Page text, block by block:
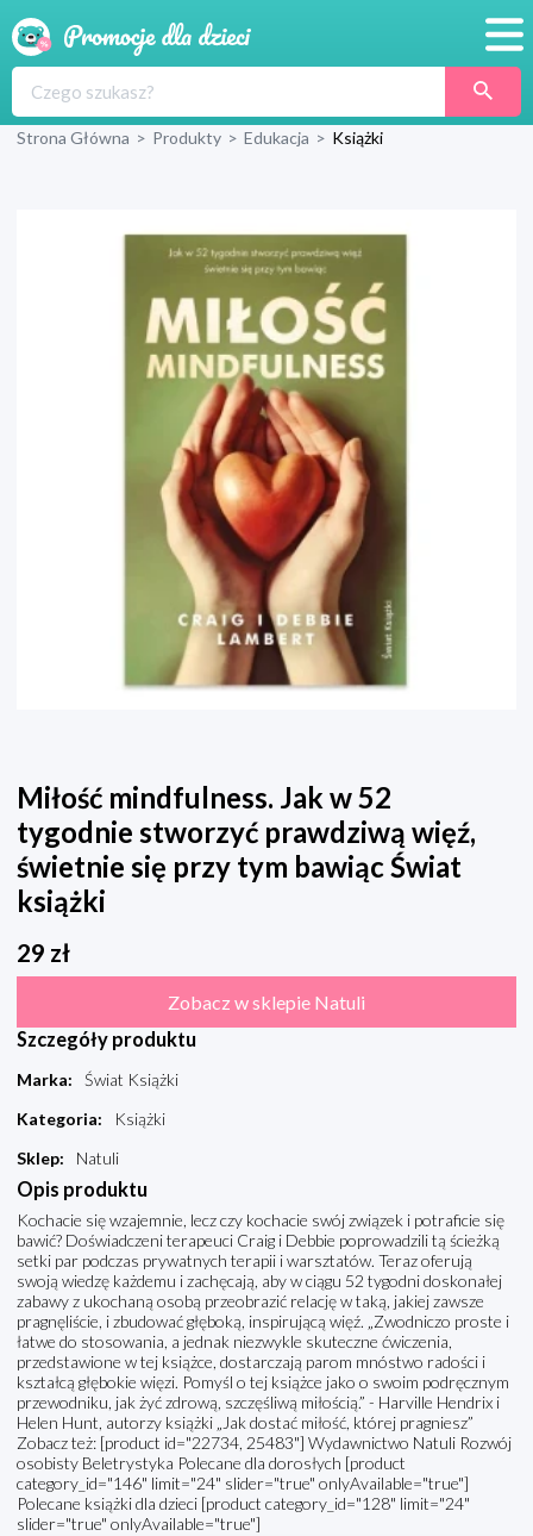
Produkty
Blog
Wyprawka
Strona Główna > Produkty > Edukacja > Książki
Miłość mindfulness. Jak w 52
tygodnie stworzyć prawdziwą więź,
świetnie się przy tym bawiąc Świat
książki
29 zł
Zobacz w sklepie Natuli
Szczegóły produktu
Marka:
Świat Książki
Kategoria:
Książki
Sklep: Natuli
Opis produktu
Kochacie się wzajemnie, lecz czy kochacie swój związek i potraficie się
bawić? Doświadczeni terapeuci Craig i Debbie poprowadzili tą ścieżką
setki par podczas prywatnych terapii i warsztatów. Teraz oferują
swoją wiedzę każdemu i zachęcają, aby w ciągu 52 tygodni doskonałej
zabawy z ukochaną osobą przeobrazić relację w taką, jakiej zawsze
pragnęliście, i zbudować głęboką, inspirującą więź. „Zwodniczo proste i
łatwe do stosowania, a jednak niezwykle skuteczne ćwiczenia,
przedstawione w tej książce, dostarczają parom mnóstwo radości i
kształcą głębokie więzi. Pomyśl o tej książce jako o swoim podręcznym
przewodniku, jak żyć zdrową, szczęśliwą miłością.” - Harville Hendrix i
Helen Hunt, autorzy książki „Jak dostać miłość, której pragniesz”
Zobacz też: [product id="22734, 25483"] Wydawnictwo Natuli Rozwój
osobisty Beletrystyka Polecane dla dorosłych [product
category_id="146" limit="24" slider="true" onlyAvailable="true"]
Polecane książki dla dzieci [product category_id="128" limit="24"
slider="true" onlyAvailable="true"]